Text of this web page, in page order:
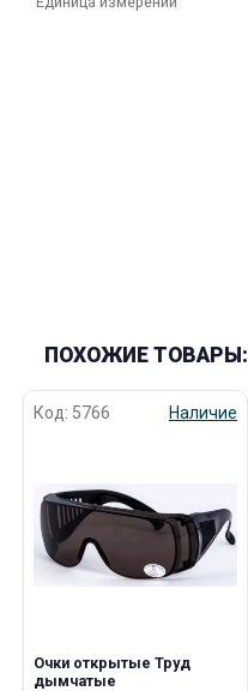
ПОХОЖИЕ ТОВАРЫ:
Код: 5766 Наличие
Очки открытые Труд
дымчатые